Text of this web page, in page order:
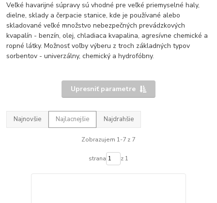
Veľké havarijné súpravy sú vhodné pre veľké priemyselné haly,
dielne, sklady a čerpacie stanice, kde je používané alebo
skladované veľké množstvo nebezpečných prevádzkových
kvapalín - benzín, olej, chladiaca kvapalina, agresívne chemické a
ropné látky. Možnosť voľby výberu z troch základných typov
sorbentov - univerzálny, chemický a hydrofóbny.
Upresniť parametre
Najnovšie Najlacnejšie Najdrahšie
Zobrazujem 1-7 z 7
strana z 1